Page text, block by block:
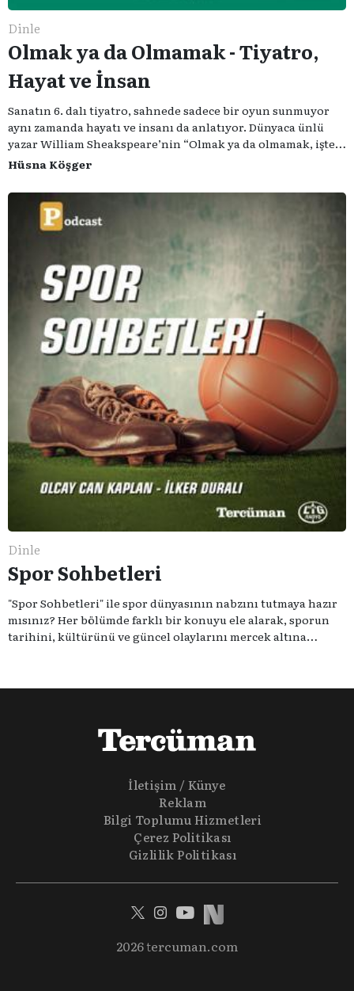
Dinle
Olmak ya da Olmamak - Tiyatro,
Hayat ve İnsan
Sanatın 6. dalı tiyatro, sahnede sadece bir oyun sunmuyor
aynı zamanda hayatı ve insanı da anlatıyor. Dünyaca ünlü
yazar William Sheakspeare’nin “Olmak ya da olmamak, işte
bütün mesele bu” sözünden ilham aldığımız podcast
serimizde; tiyatroyu, alanının uzman isimleriyle
konuşuyoruz..
Hüsna Köşger
Dinle
Spor Sohbetleri
"Spor Sohbetleri" ile spor dünyasının nabzını tutmaya hazır
mısınız? Her bölümde farklı bir konuyu ele alarak, sporun
tarihini, kültürünü ve güncel olaylarını mercek altına
olmadığına inananlardansanız "Spor Sohbetleri" tam size
İletişim / Künye
Reklam
Bilgi Toplumu Hizmetleri
Çerez Politikası
Gizlilik Politikası
2026 tercuman.com